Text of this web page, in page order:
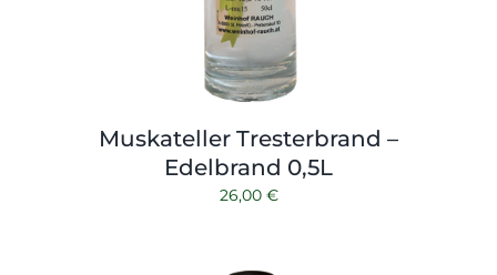
Muskateller Tresterbrand –
Edelbrand 0,5L
26,00 €